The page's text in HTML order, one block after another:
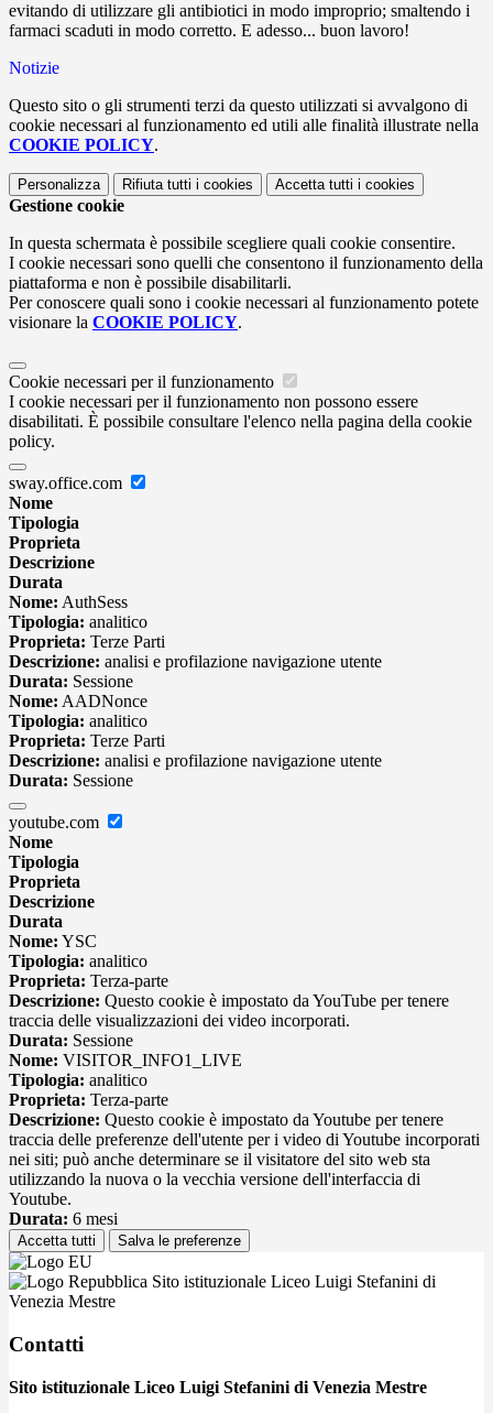
evitando di utilizzare gli antibiotici in modo improprio; smaltendo i
farmaci scaduti in modo corretto. E adesso... buon lavoro!
Notizie
Questo sito o gli strumenti terzi da questo utilizzati si avvalgono di
cookie necessari al funzionamento ed utili alle finalità illustrate nella
COOKIE POLICY.
Personalizza Rifiuta tutti i cookies Accetta tutti i cookies
Gestione cookie
In questa schermata è possibile scegliere quali cookie consentire.
I cookie necessari sono quelli che consentono il funzionamento della
piattaforma e non è possibile disabilitarli.
Per conoscere quali sono i cookie necessari al funzionamento potete
visionare la COOKIE POLICY.
Cookie necessari per il funzionamento
I cookie necessari per il funzionamento non possono essere
disabilitati. È possibile consultare l'elenco nella pagina della cookie
policy.
sway.office.com
Nome
Tipologia
Proprieta
Descrizione
Durata
Nome: AuthSess
Tipologia: analitico
Proprieta: Terze Parti
Descrizione: analisi e profilazione navigazione utente
Durata: Sessione
Nome: AADNonce
Tipologia: analitico
Proprieta: Terze Parti
Descrizione: analisi e profilazione navigazione utente
Durata: Sessione
youtube.com
Nome
Tipologia
Proprieta
Descrizione
Durata
Nome: YSC
Tipologia: analitico
Proprieta: Terza-parte
Descrizione: Questo cookie è impostato da YouTube per tenere
traccia delle visualizzazioni dei video incorporati.
Durata: Sessione
Nome: VISITOR_INFO1_LIVE
Tipologia: analitico
Proprieta: Terza-parte
Descrizione: Questo cookie è impostato da Youtube per tenere
traccia delle preferenze dell'utente per i video di Youtube incorporati
nei siti; può anche determinare se il visitatore del sito web sta
utilizzando la nuova o la vecchia versione dell'interfaccia di
Youtube.
Durata: 6 mesi
Accetta tutti Salva le preferenze
Sito istituzionale Liceo Luigi Stefanini di
Venezia Mestre
Contatti
Sito istituzionale Liceo Luigi Stefanini di Venezia Mestre